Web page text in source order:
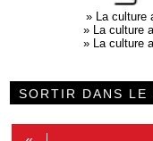
» La culture
» La culture
» La culture
SORTIR DANS LE